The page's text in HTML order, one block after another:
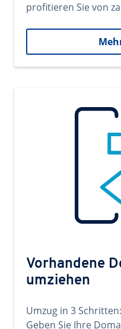
profitieren Sie von
Vorhandene
umziehen
Umzug in 3
Geben Sie Ihre